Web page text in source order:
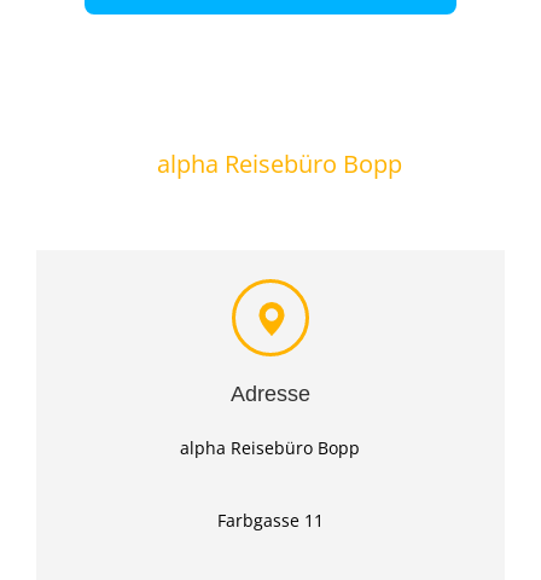
alpha Reisebüro Bopp
Adresse
alpha Reisebüro Bopp
Farbgasse 11